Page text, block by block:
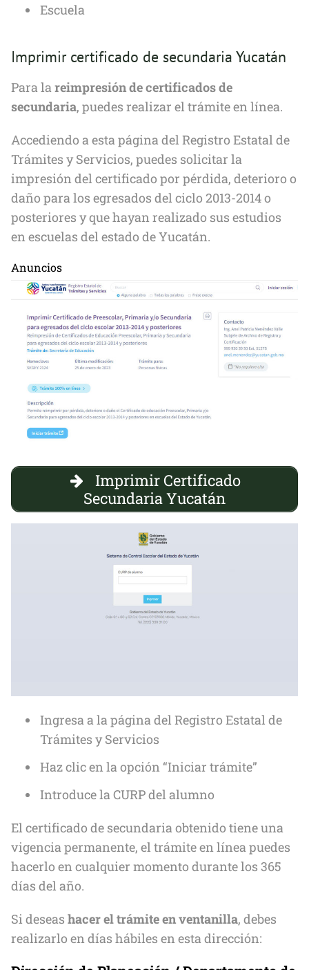
Escuela
Imprimir certificado de secundaria Yucatán
Para la reimpresión de certificados de
secundaria, puedes realizar el trámite en línea.
Accediendo a esta página del Registro Estatal de
Trámites y Servicios, puedes solicitar la
impresión del certificado por pérdida, deterioro o
daño para los egresados del ciclo 2013-2014 o
posteriores y que hayan realizado sus estudios
en escuelas del estado de Yucatán.
Anuncios
Imprimir Certificado
Secundaria Yucatán
Ingresa a la página del Registro Estatal de
Trámites y Servicios
Haz clic en la opción “Iniciar trámite”
Introduce la CURP del alumno
El certificado de secundaria obtenido tiene una
vigencia permanente, el trámite en línea puedes
hacerlo en cualquier momento durante los 365
días del año.
Si deseas hacer el trámite en ventanilla, debes
realizarlo en días hábiles en esta dirección: